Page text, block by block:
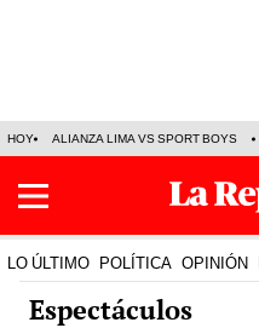
HOY ALIANZA LIMA VS SPORT BOYS
LO ÚLTIMO POLÍTICA OPINIÓN
Espectáculos